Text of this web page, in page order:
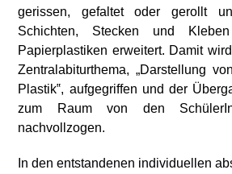
gerissen, gefaltet oder gerollt
Schichten, Stecken und
Papierplastiken erweitert. Damit
Zentralabiturthema, „Darstellung
Plastik‟, aufgegriffen und der
zum Raum von den
nachvollzogen.
In den entstandenen individuellen